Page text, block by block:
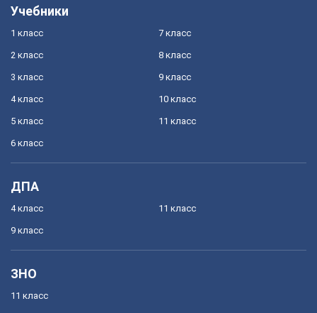
Учебники
1 класс
2 класс
3 класс
4 класс
5 класс
6 класс
7 класс
8 класс
9 класс
10 класс
11 класс
ДПА
4 класс
9 класс
11 класс
ЗНО
11 класс